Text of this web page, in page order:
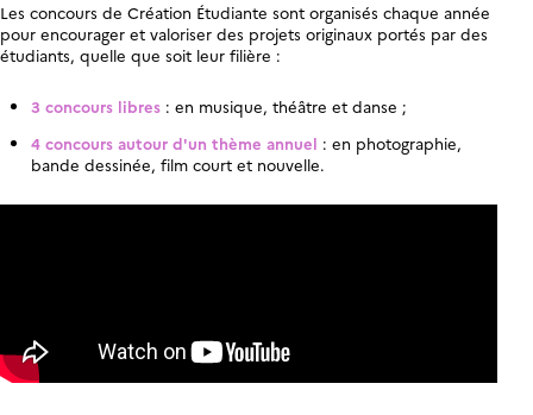
Les concours de Création Étudiante sont organisés chaque année
pour encourager et valoriser des projets originaux portés par des
étudiants, quelle que soit leur filière :
3 concours libres : en musique, théâtre et danse ;
4 concours autour d'un thème annuel : en photographie,
bande dessinée, film court et nouvelle.